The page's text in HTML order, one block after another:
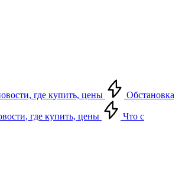
где купить, цены Обстановка
где купить, цены
Что с